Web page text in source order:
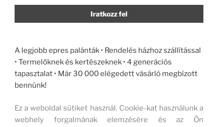
A legjobb epres palánták • Rendelés házhoz szállítással
• Termelőknek és kertészeknek • 4 generációs
tapasztalat • Már 30 000 elégedett vásárló megbízott
bennünk!
Ez a weboldal sütiket használ. Cookie-kat használunk a
webhely forgalmának elemzésére és az Ön